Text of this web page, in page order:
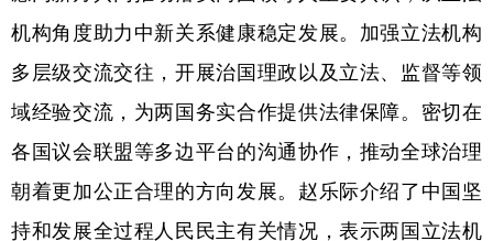
机构角度助力中新关系健康稳定发展。加强立法机构
多层级交流交往，开展治国理政以及立法、监督等领
域经验交流，为两国务实合作提供法律保障。密切在
各国议会联盟等多边平台的沟通协作，推动全球治理
朝着更加公正合理的方向发展。赵乐际介绍了中国坚
持和发展全过程人民民主有关情况，表示两国立法机